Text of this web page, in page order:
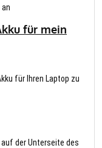
für mein
für Ihren Laptop zu
der Unterseite des